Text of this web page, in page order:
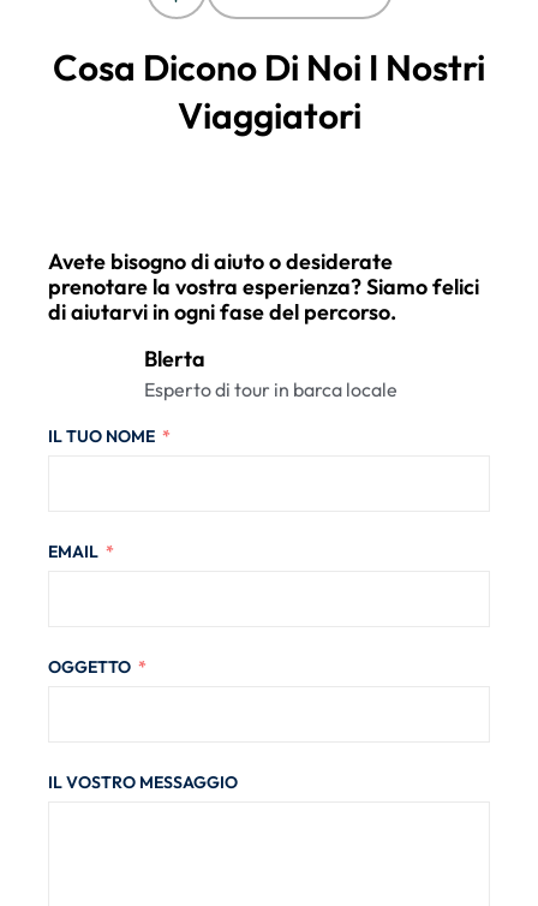
Cosa Dicono Di Noi I Nostri
Viaggiatori
Avete bisogno di aiuto o desiderate
prenotare la vostra esperienza? Siamo felici
di aiutarvi in ogni fase del percorso.
Blerta
Esperto di tour in barca locale
IL TUO NOME
EMAIL
OGGETTO
IL VOSTRO MESSAGGIO